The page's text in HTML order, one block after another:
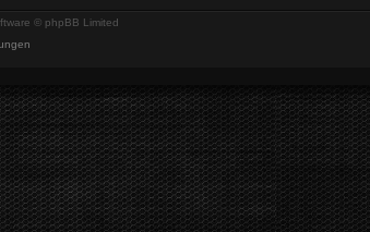
© phpBB Limited